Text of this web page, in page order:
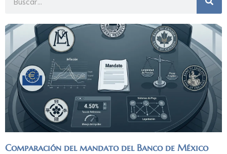
Comparación del mandato del Banco de México